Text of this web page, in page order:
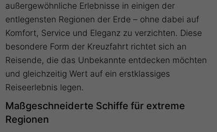
außergewöhnliche Erlebnisse in einigen der
entlegensten Regionen der Erde – ohne dabei auf
Komfort, Service und Eleganz zu verzichten. Diese
besondere Form der Kreuzfahrt richtet sich an
Reisende, die das Unbekannte entdecken möchten
und gleichzeitig Wert auf ein erstklassiges
Reiseerlebnis legen.
Maßgeschneiderte Schiffe für extreme
Regionen